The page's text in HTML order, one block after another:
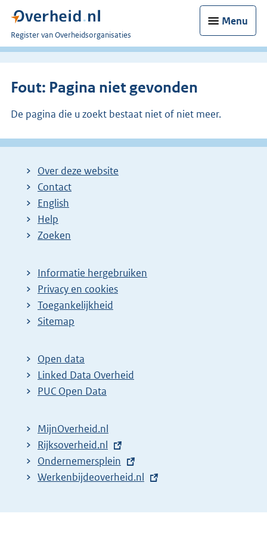
Menu
U
bent
Register van Overheidsorganisaties
Fout: Pagina niet gevonden
De pagina die u zoekt bestaat niet of niet meer.
Over deze website
Contact
English
Help
Zoeken
Informatie hergebruiken
Privacy en cookies
Toegankelijkheid
Sitemap
Open data
Linked Data Overheid
PUC Open Data
MijnOverheid.nl
E
x
t
r
Rijksoverheid.nl
E
x
e
Ondernemersplein
E
t
Werkenbijdeoverheid.nl